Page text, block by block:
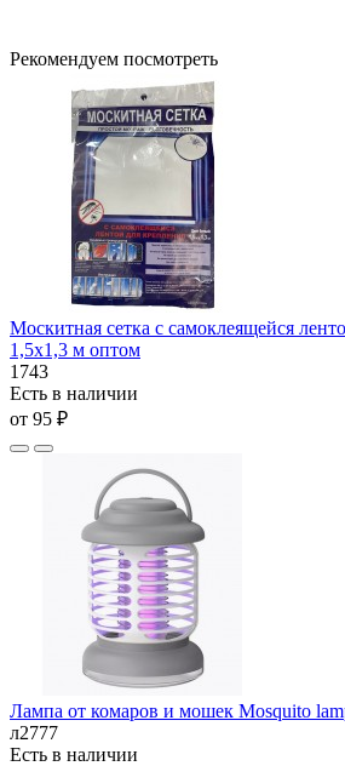
Рекомендуем посмотреть
Москитная сетка с самоклеящейся
1,5х1,3 м оптом
1743
Есть в наличии
от 95 ₽
Лампа от комаров и мошек Mosquito
л2777
Есть в наличии